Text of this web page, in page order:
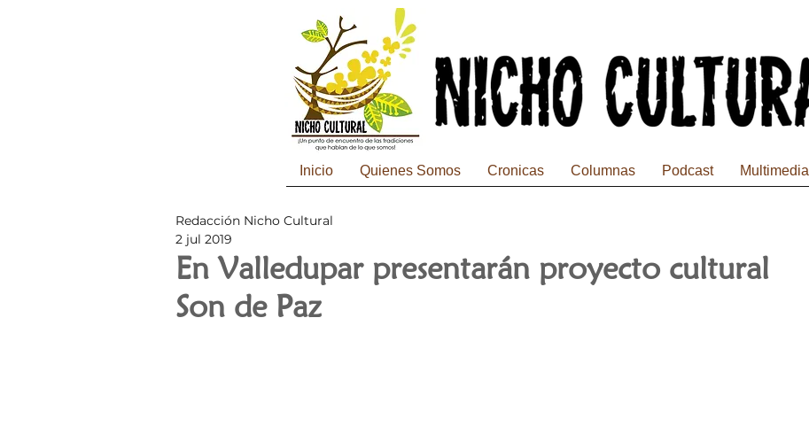
Inicio Quienes Somos Cronicas Columnas Podcast Multimedia
En Valledupar presentarán proyecto cultural
Son de Paz
Redacción Nicho Cultural
2 jul 2019